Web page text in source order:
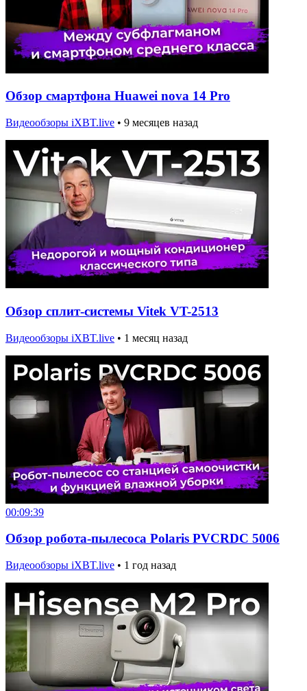
Обзор смартфона Huawei nova 14 Pro
Видеообзоры iXBT.live • 9 месяцев назад
Обзор сплит-системы Vitek VT-2513
Видеообзоры iXBT.live • 1 месяц назад
00:09:39
Обзор робота-пылесоса Polaris PVCRDC 5006
Видеообзоры iXBT.live • 1 год назад